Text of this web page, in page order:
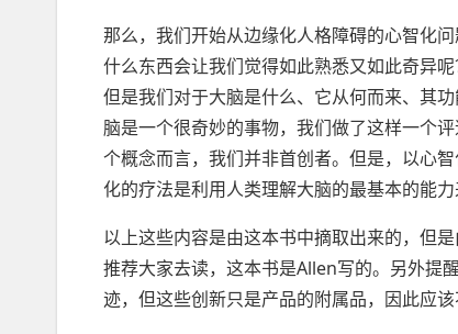
那么，我们开始从边缘化人格障碍的心智化
什么东西会让我们觉得如此熟悉又如此奇异
但是我们对于大脑是什么、它从何而来、其
脑是一个很奇妙的事物，我们做了这样一个
个概念而言，我们并非首创者。但是，以心
化的疗法是利用人类理解大脑的最基本的能
以上这些内容是由这本书中摘取出来的，但
推荐大家去读，这本书是Allen写的。另外提
迹，但这些创新只是产品的附属品，因此应该